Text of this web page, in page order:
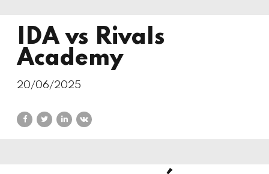
IDA vs Rivals
Academy
20/06/2025